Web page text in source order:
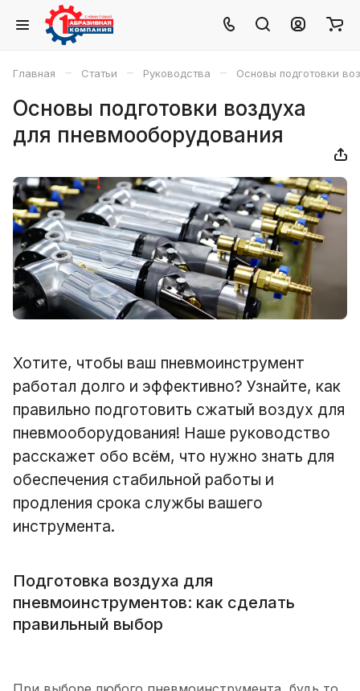
Главная – Статьи – Руководства – Основы подготовки
Основы подготовки воздуха
для пневмооборудования
Хотите, чтобы ваш пневмоинструмент
работал долго и эффективно? Узнайте, как
правильно подготовить сжатый воздух для
пневмооборудования! Наше руководство
расскажет обо всём, что нужно знать для
обеспечения стабильной работы и
продления срока службы вашего
инструмента.
Подготовка воздуха для
пневмоинструментов: как сделать
правильный выбор